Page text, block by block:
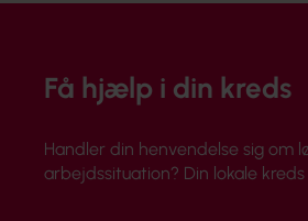
Få hjælp i din kreds
Handler din henvendelse sig om
arbejdssituation? Din lokale